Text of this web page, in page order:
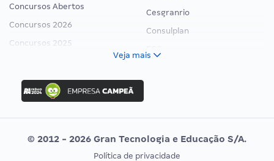
Concursos Abertos
Concursos 2026
Concursos 2025
Concurso Ibama
Concurso MPU
Editais publicados
Cesgranrio
Consulplan
Vunesp
Veja mais
© 2012 - 2026 Gran Tecnologia e Educação S/A.
Política de privacidade